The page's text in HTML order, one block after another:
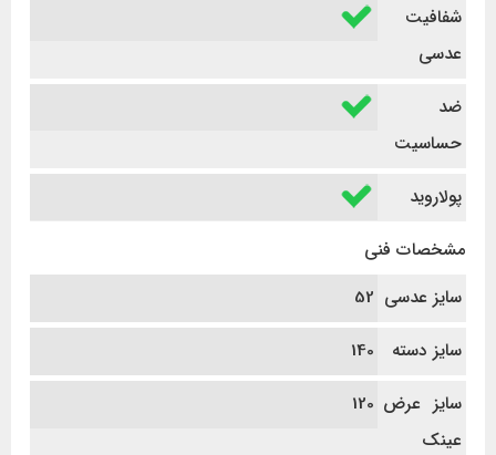
شفافیت
عدسی
ضد
حساسیت
پولاروید
مشخصات فنی
سایز عدسی 52
سایز دسته
140
سایز عرض
عینک
120